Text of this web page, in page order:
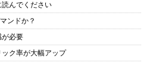
んでください
ンドか？
が必要
ク率が大幅アップ